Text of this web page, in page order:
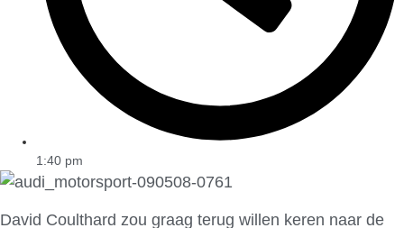
1:40 pm
David Coulthard zou graag terug willen keren naar de